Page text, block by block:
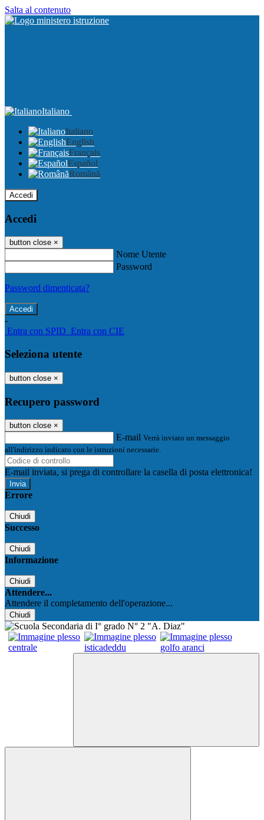
Salta al contenuto
Italiano
Italiano
English
Français
Español
Română
Accedi
Accedi
button close ×
Nome Utente
Password
Password dimenticata?
-
Entra con SPID Entra con CIE
Seleziona utente
button close ×
Recupero password
button close ×
E-mail Verrà inviato un messaggio
all'indirizzo indicato con le istruzioni necessarie.
E-mail inviata, si prega di controllare la casella di posta elettronica!
Errore
Chiudi
Successo
Chiudi
Informazione
Chiudi
Attendere...
Attendere il completamento dell'operazione...
Chiudi